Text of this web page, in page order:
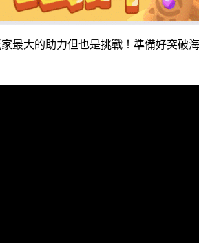
家最大的助力但也是挑戰！準備好